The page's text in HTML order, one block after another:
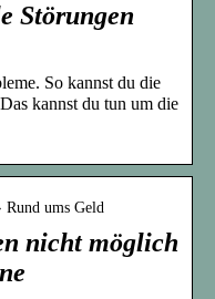
Störungen
So kannst du die
kannst du tun um die
Rund ums Geld
nicht möglich